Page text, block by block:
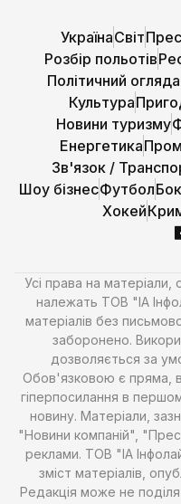
УкраїнаСвіт
Розбір польотів
Політичний
Культура
Новини туризму
Енергетика
Зв'язок /
Шоу бізнесФутбол
Хокей
Усі права на матеріали,
належать ТОВ "ІА
матеріалів без
заборонено.
дозволяється за
Обов'язковою є пряма,
гіперпосилання в
новину. Матеріали,
"Новини компаній",
реклами. ТОВ "ІА
зміст матеріалів,
Редакція може не